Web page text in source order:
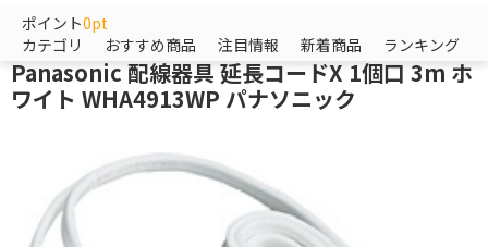
ポイント0pt
カテゴリ
おすすめ商品 注目情報 新着商品 ランキング
パナソニック
Panasonic 配線器具 延長コードX 1個口 3m ホ
ワイト WHA4913WP パナソニック